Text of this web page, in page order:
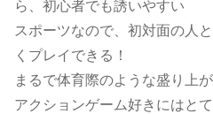
ら、初心者でも誘いやすい
スポーツなので、初対面の人
くプレイできる！
まるで体育際のような盛り上
アクションゲーム好きにはと